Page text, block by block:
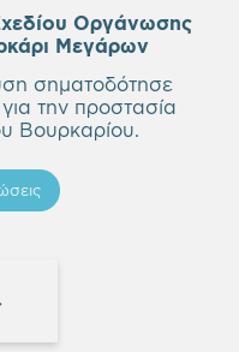
Οργάνωσης
Μεγάρων
σηματοδότησε
την προστασία
Βουρκαρίου.